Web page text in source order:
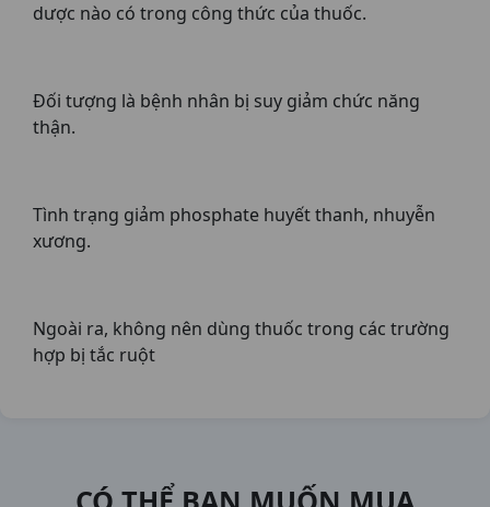
dược nào có trong công thức của thuốc.
Đối tượng là bệnh nhân bị suy giảm chức năng
thận.
Tình trạng giảm phosphate huyết thanh, nhuyễn
xương.
Ngoài ra, không nên dùng thuốc trong các trường
hợp bị tắc ruột